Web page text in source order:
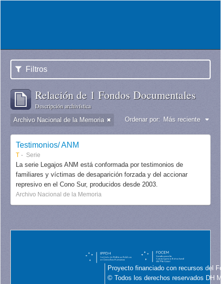
Filtros
Relación de 1 Fondos Documentales
Descripción archivística
Archivo Nacional de la Memoria Ordenar por: Más reciente
Testimonios/ ANM
T Serie
La serie Legajos ANM está conformada por testimonios de
familiares y víctimas de desaparición forzada y del accionar
represivo en el Cono Sur, producidos desde 2003.
Archivo Nacional de la Memoria
Proyecto financiado con recursos del
© Todos los derechos reservados DH